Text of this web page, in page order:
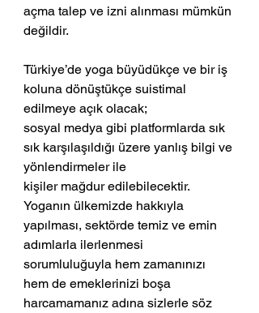
açma talep ve izni alınması mümkün
değildir.
Türkiye’de yoga büyüdükçe ve bir iş
koluna dönüştükçe suistimal
edilmeye açık olacak;
sosyal medya gibi platformlarda sık
sık karşılaşıldığı üzere yanlış bilgi ve
yönlendirmeler ile
kişiler mağdur edilebilecektir.
Yoganın ülkemizde hakkıyla
yapılması, sektörde temiz ve emin
adımlarla ilerlenmesi
sorumluluğuyla hem zamanınızı
hem de emeklerinizi boşa
harcamamanız adına sizlerle söz